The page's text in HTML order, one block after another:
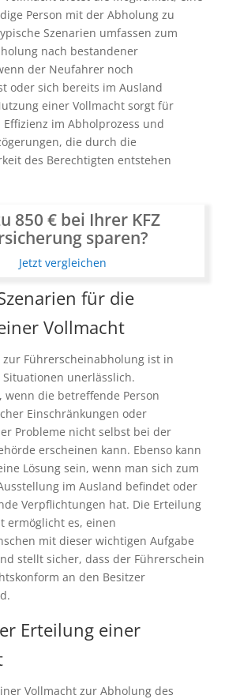
Person mit der Abholung zu
Szenarien umfassen zum
nach bestandener
der Neufahrer noch
oder sich bereits im Ausland
einer Vollmacht sorgt für
im Abholprozess und
die durch die
des Berechtigten entstehen
850 € bei Ihrer KFZ
sparen?
Jetzt vergleichen
für die
Vollmacht
zur Führerscheinabholung ist in
unerlässlich.
wenn die betreffende Person
Einschränkungen oder
Probleme nicht selbst bei der
erscheinen kann. Ebenso kann
Lösung sein, wenn man sich zum
im Ausland befindet oder
Verpflichtungen hat. Die Erteilung
ermöglicht es, einen
mit dieser wichtigen Aufgabe
stellt sicher, dass der Führerschein
an den Besitzer
Erteilung einer
Vollmacht zur Abholung des